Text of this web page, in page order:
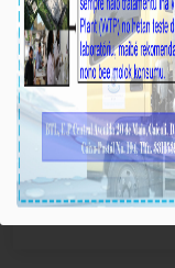
fúnebre
Repúblika,
Jardim dos
ne’e.
Fahe ba Sosial